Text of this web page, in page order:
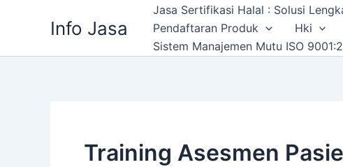
Info Jasa
Jasa Sertifikasi Halal : Solusi
Pendaftaran Produk
Hki
Sistem Manajemen Mutu ISO
Training Asesmen